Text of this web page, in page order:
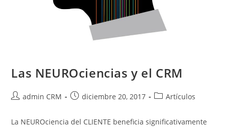
Las NEUROciencias y el CRM
admin CRM diciembre 20, 2017 Artículos
La NEUROciencia del CLIENTE beneficia significativamente